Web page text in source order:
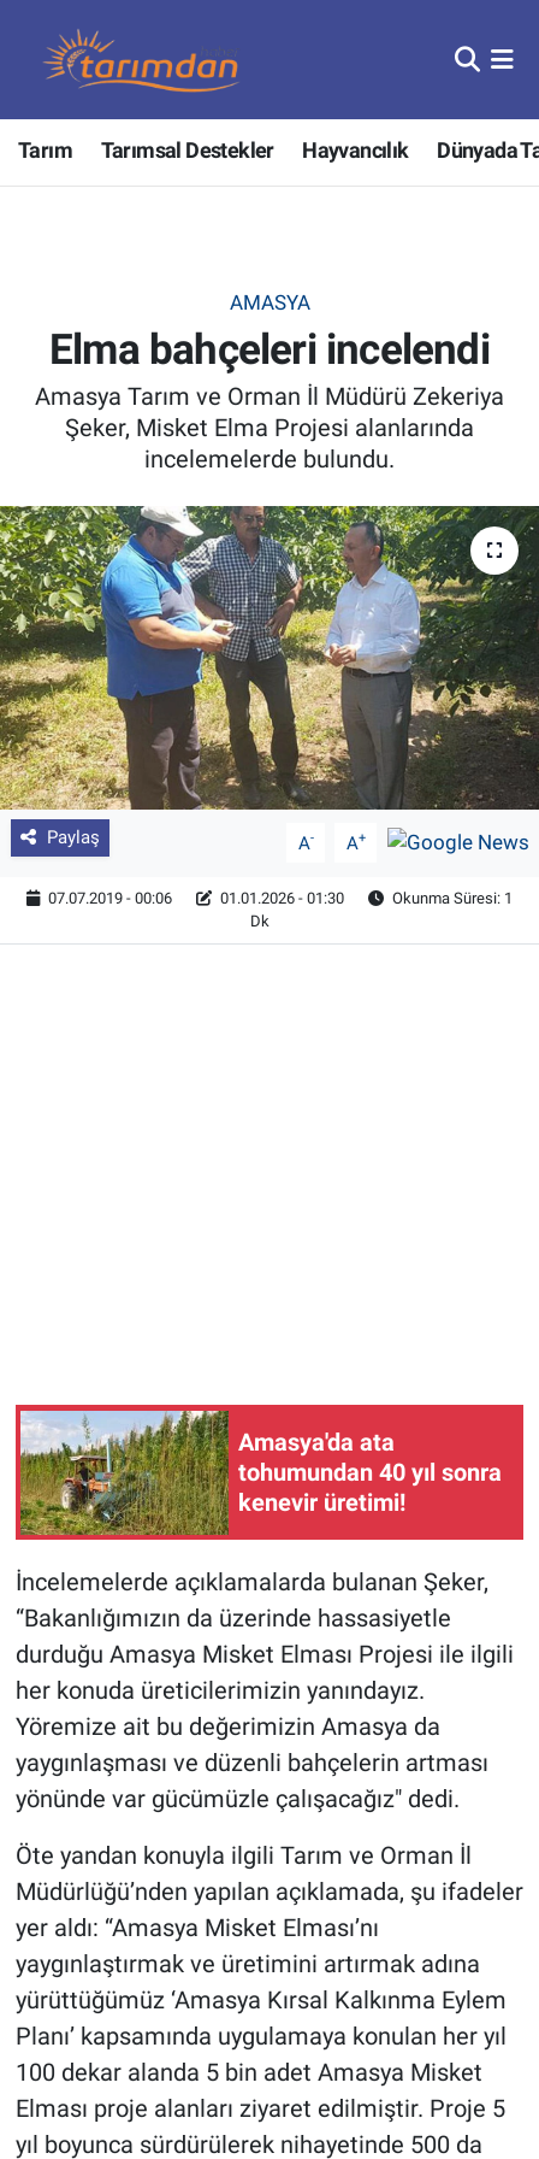
Tarım Tarımsal Destekler Hayvancılık Dünyada
AMASYA
Elma bahçeleri incelendi
Amasya Tarım ve Orman İl Müdürü Zekeriya
Şeker, Misket Elma Projesi alanlarında
incelemelerde bulundu.
Paylaş A- A+
07.07.2019 - 00:06 01.01.2026 - 01:30
Okunma Süresi: 1
Dk
Amasya'da ata
tohumundan 40 yıl sonra
kenevir üretimi!
İncelemelerde açıklamalarda bulanan Şeker,
“Bakanlığımızın da üzerinde hassasiyetle
durduğu Amasya Misket Elması Projesi ile ilgili
her konuda üreticilerimizin yanındayız.
Yöremize ait bu değerimizin Amasya da
yaygınlaşması ve düzenli bahçelerin artması
yönünde var gücümüzle çalışacağız" dedi.
Öte yandan konuyla ilgili Tarım ve Orman İl
Müdürlüğü’nden yapılan açıklamada, şu ifadeler
yer aldı: “Amasya Misket Elması’nı
yaygınlaştırmak ve üretimini artırmak adına
yürüttüğümüz ‘Amasya Kırsal Kalkınma Eylem
Planı’ kapsamında uygulamaya konulan her yıl
100 dekar alanda 5 bin adet Amasya Misket
Elması proje alanları ziyaret edilmiştir. Proje 5
yıl boyunca sürdürülerek nihayetinde 500 da
Tarım
Hayvancılık
Tarımsal Destekler
Tarım Bakanlığı
Tarım Kredi Kooperatifleri
Pankobirlik
Et fiyatları
Tarım Bilgisi
Yetiştirici Soruyor
Dünyada Tarım
Üretici Birlikleri
Şeker ve Şekerli Mamüller
Nöbetçi Eczaneler
Hava Durumu
Tüm Manşetler
Son Dakika Haberleri
Haber Arşivi